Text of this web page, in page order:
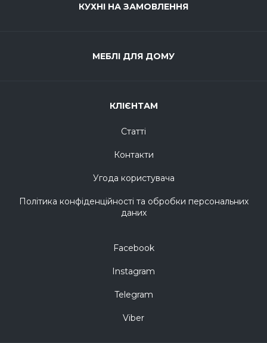
КУХНІ НА ЗАМОВЛЕННЯ
МЕБЛІ ДЛЯ ДОМУ
КЛІЄНТАМ
Статті
Контакти
Угода користувача
Політика конфіденційності та обробки персональних
даних
Facebook
Instagram
Telegram
Viber